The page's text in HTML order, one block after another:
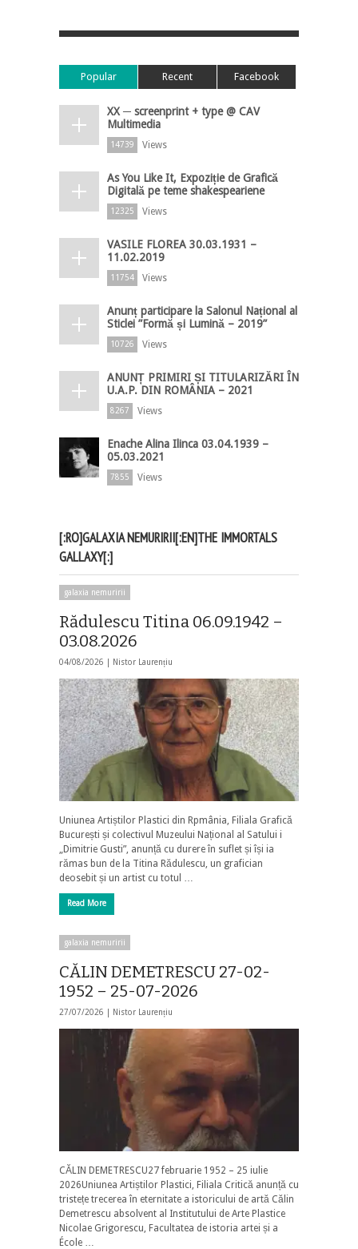
Popular Recent Facebook
XX ─ screenprint + type @ CAV
Multimedia
14739 Views
As You Like It, Expoziție de Grafică
Digitală pe teme shakespeariene
12325 Views
VASILE FLOREA 30.03.1931 –
11.02.2019
11754 Views
Anunț participare la Salonul Național al
Sticlei ”Formă și Lumină – 2019”
10726 Views
ANUNȚ PRIMIRI ȘI TITULARIZĂRI ÎN
U.A.P. DIN ROMÂNIA – 2021
8267 Views
Enache Alina Ilinca 03.04.1939 –
05.03.2021
7855 Views
[:RO]GALAXIA NEMURIRII[:EN]THE IMMORTALS
GALLAXY[:]
galaxia nemuririi
Rădulescu Titina 06.09.1942 –
03.08.2026
04/08/2026 | Nistor Laurențiu
Uniunea Artiștilor Plastici din Rpmânia, Filiala Grafică
București și colectivul Muzeului Național al Satului i
„Dimitrie Gusti”, anunță cu durere în suflet și își ia
rămas bun de la Titina Rădulescu, un grafician
deosebit și un artist cu totul …
Read More
galaxia nemuririi
CĂLIN DEMETRESCU 27-02-
1952 – 25-07-2026
27/07/2026 | Nistor Laurențiu
CĂLIN DEMETRESCU27 februarie 1952 – 25 iulie
2026Uniunea Artiștilor Plastici, Filiala Critică anunță cu
tristețe trecerea în eternitate a istoricului de artă Călin
Demetrescu absolvent al Institutului de Arte Plastice
Nicolae Grigorescu, Facultatea de istoria artei și a
École …